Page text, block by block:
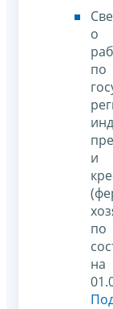
о
по
и
по
на